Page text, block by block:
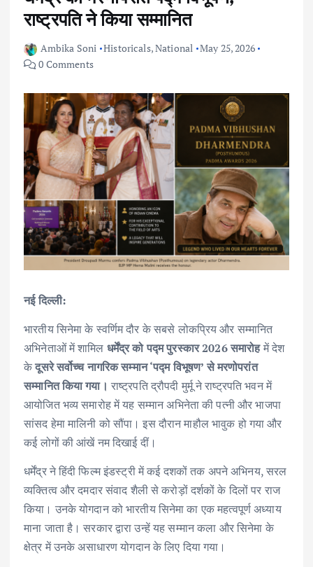
राष्ट्रपति ने किया सम्मानित
Ambika Soni Historicals,National May 25, 2026
0 Comments
नई दिल्ली:
भारतीय सिनेमा के स्वर्णिम दौर के सबसे लोकप्रिय और सम्मानित
अभिनेताओं में शामिल धर्मेंद्र को पद्म पुरस्कार 2026 समारोहमें देश
केदूसरे सर्वोच्च नागरिक सम्मान ‘पद्म विभूषण’ से मरणोपरांत
सम्मानित किया गया। राष्ट्रपति द्रौपदी मुर्मू ने राष्ट्रपति भवन में
आयोजित भव्य समारोह में यह सम्मान अभिनेता की पत्नी और भाजपा
सांसद हेमा मालिनी को सौंपा। इस दौरान माहौल भावुक हो गया और
कई लोगों की आंखें नम दिखाई दीं।
धर्मेंद्र ने हिंदी फिल्म इंडस्ट्री में कई दशकों तक अपने अभिनय, सरल
व्यक्तित्व और दमदार संवाद शैली से करोड़ों दर्शकों के दिलों पर राज
किया। उनके योगदान को भारतीय सिनेमा का एक महत्वपूर्ण अध्याय
माना जाता है। सरकार द्वारा उन्हें यह सम्मान कला और सिनेमा के
क्षेत्र में उनके असाधारण योगदान के लिए दिया गया।